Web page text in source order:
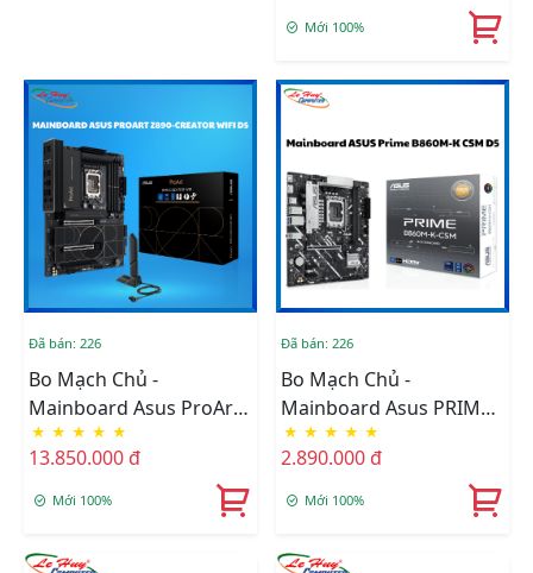
Mới 100%
Đã bán: 226
Bo Mạch Chủ -
Mainboard Asus ProArt
Z890-CREATOR WIFI
DDR5 (Thunderbolt
5+Bluetooth)
★ ★ ★ ★ ★
13.850.000 đ
Mới 100%
Đã bán: 226
Bo Mạch Chủ -
Mainboard Asus PRIME
B860M-K-CSM DDR5
★ ★ ★ ★ ★
2.890.000 đ
Mới 100%